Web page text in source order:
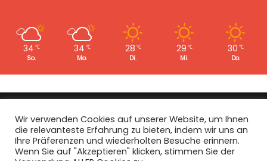
34 ℃
So.
34 ℃
Mo.
28 ℃
Di.
29 ℃
Mi.
30 ℃
Do.
Copyright © 2008 - 2026 EI-Live.de
| Alle Rechte vorbehalten.
Start|Datenschutz|Kontakt|Impressum
Wir verwenden Cookies auf unserer Website, um Ihnen
die relevanteste Erfahrung zu bieten, indem wir uns an
Ihre Präferenzen und wiederholten Besuche erinnern.
Wenn Sie auf "Akzeptieren" klicken, stimmen Sie der